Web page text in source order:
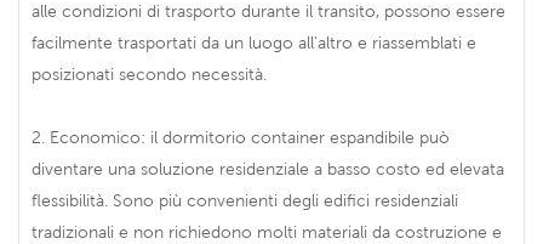
alle condizioni di trasporto durante il transito, possono essere
facilmente trasportati da un luogo all'altro e riassemblati e
posizionati secondo necessità.
2. Economico: il dormitorio container espandibile può
diventare una soluzione residenziale a basso costo ed elevata
flessibilità. Sono più convenienti degli edifici residenziali
tradizionali e non richiedono molti materiali da costruzione e